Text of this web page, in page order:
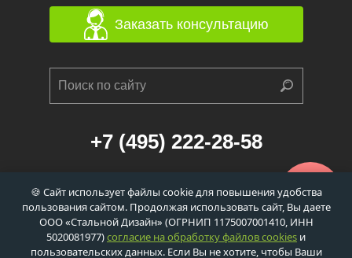
Заказать консультацию
+7 (495) 222-28-58
к. 1 (станция метро «Сокол», 560м)
info@dveri-ei-60.ru
🍪 Сайт использует файлы cookie для повышения удобства
пользования сайтом. Продолжая использовать сайт, Вы даете
ООО «Стальной Дизайн» (ОГРНИП 1175007001410, ИНН
5020081977)согласие на обработку файлов cookies и
пользовательских данных. Если Вы не хотите, чтобы Ваши